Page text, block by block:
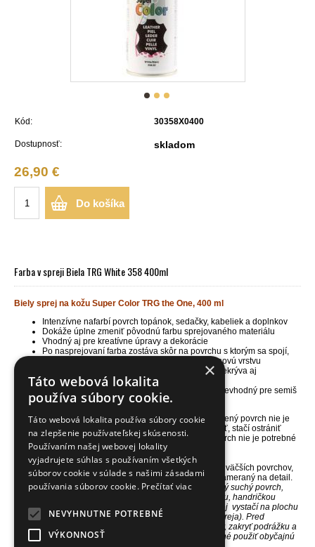
Kód: 30358X0400
Dostupnosť: skladom
26,90 €
Do košíka
Farba v spreji Biela TRG White 358 400ml
Biely sprej na kožu Super Color TRG the One, 400 ml
Intenzívne nafarbí povrch topánok, sedačky, kabeliek a doplnkov
Dokáže úplne zmeniť pôvodnú farbu sprejovaného materiálu
Vhodný aj pre kreatívne úpravy a dekorácie
Po nasprejovaní farba zostáva skôr na povrchu s ktorým sa spojí,
nevyživí ho, ale výrazne prefarbí, sprej vytvorí novú vrstvu
Pri aplikácii viac než jednej vrstvy tento sprej prekrýva aj
poškodenie a nedostatky povrchu
Určený pre farbenie prírodnej kože a koženky, nevhodný pre semiš
/nubuk (brúsenú kožu)
Sprej intenzívne farebne kryje a ľahko sa používa. Farbený povrch nie je
nutné na samotné farbenie nijako špeciálne pripravovať, stačí ostrániť
nečistoty, prach a nemal by byť mastný. Prefarbený povrch nie je potrebné
dodatočne leštiť alebo fixovať iným prípravkom.
NÁŠ TIP
- Je ideálny pre rovnomerné prefarbenie skôr väčších povrchov,
ktoré nepotrebujú vyživiť, a nevyžadujú citlivý prístup zameraný na detail.
Použitie -> Sprej sa jednoducho aplikuje priamo na čistý suchý povrch,
Povrch môžete najskôr očistiť kefkou, handričkou
alebouniverzálnym čističom CLEANER . Jeden sprej vystačí na plochu
1 páru stredne veľkých topánok (pri aplikácii 1 vrstvy spreja). Pred
samotným sprejovaním obuvi je potrebné vybrať šnúrky, zakryť podrážku a
ochrániť časti, ktoré nechcete prefarbiť. K tomu je vhodné použiť obyčajnú
×
Táto webová lokalita
používa súbory cookie.
Táto webová lokalita používa súbory cookie
na zlepšenie používateľskej skúsenosti.
Používaním našej webovej lokality
vyjadrujete súhlas s používaním všetkých
súborov cookie v súlade s našimi zásadami
používania súborov cookie. Prečítať viac
NEVYHNUTNE POTREBNÉ
VÝKONNOSŤ